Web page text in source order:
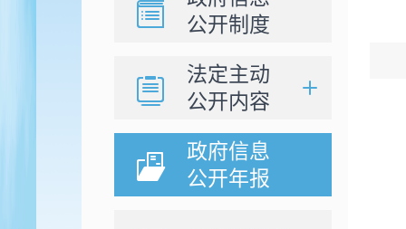
公开制度
法定主动
公开内容
政府信息
公开年报